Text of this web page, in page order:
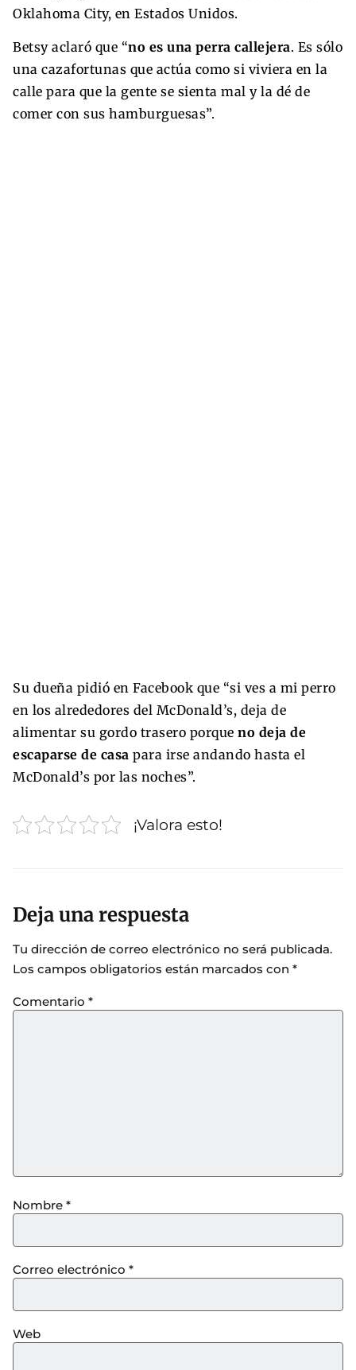
Oklahoma City, en Estados Unidos.
Betsy aclaró que “no es una perra callejera. Es sólo
una cazafortunas que actúa como si viviera en la
calle para que la gente se sienta mal y la dé de
comer con sus hamburguesas”.
Su dueña pidió en Facebook que “si ves a mi perro
en los alrededores del McDonald’s, deja de
alimentar su gordo trasero porque no deja de
escaparse de casa para irse andando hasta el
McDonald’s por las noches”.
¡Valora esto!
Deja una respuesta
Tu dirección de correo electrónico no será publicada.
Los campos obligatorios están marcados con *
Comentario *
Nombre *
Correo electrónico *
Web